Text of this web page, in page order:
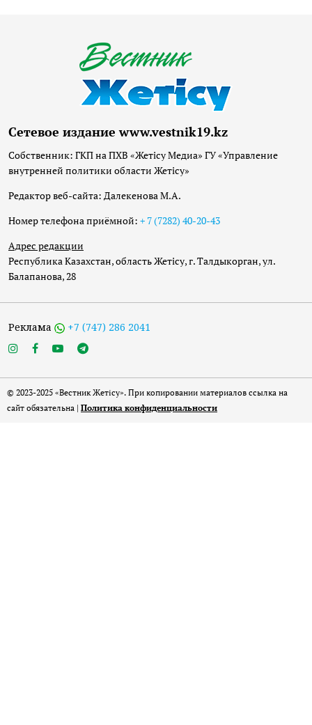
Сетевое издание www.vestnik19.kz
Собственник: ГКП на ПХВ «Жетісу Медиа» ГУ «Управление
внутренней политики области Жетісу»
Редактор веб-сайта: Далекенова М.А.
Номер телефона приёмной: + 7 (7282) 40-20-43
Адрес редакции
Республика Казахстан, область Жетісу, г. Талдыкорган, ул.
Балапанова, 28
Реклама +7 (747) 286 2041
© 2023-2025 «Вестник Жетісу». При копировании материалов ссылка на
сайт обязательна | Политика конфиденциальности